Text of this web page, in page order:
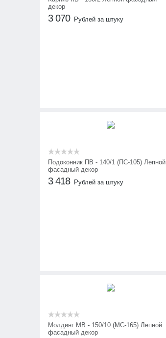
декор
3 070 Рублей за штуку
Подоконник ПВ - 140/1 (ПС-105) Лепной
фасадный декор
3 418 Рублей за штуку
Молдинг МВ - 150/10 (МС-165) Лепной
фасадный декор